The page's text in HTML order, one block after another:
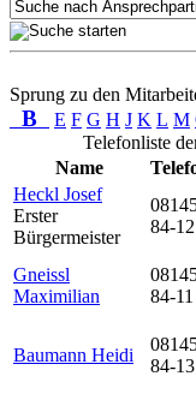
Sprung zu den
B E F G H J K L M
Telefonliste
Name
Heckl Josef
Erster
Bürgermeister
84-12
Gneissl
Maximilian
84-11
Baumann Heidi
84-13